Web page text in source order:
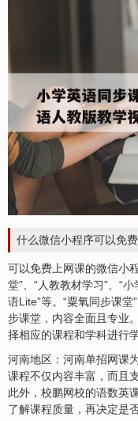
什么微信小程序可以免
可以免费上网课的微信小
堂”、“人教教材学习”、“
语Lite”等。“粟氧同步课
步课堂，内容全面且专业
择相应的课程和学科进行学
河南地区：河南单招网课
课程不仅内容丰富，而且
此外，校鹏网校的语数英
了解课程质量，再决定是